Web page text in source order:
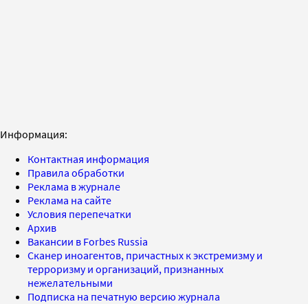
Информация:
Контактная информация
Правила обработки
Реклама в журнале
Реклама на сайте
Условия перепечатки
Архив
Вакансии в Forbes Russia
Сканер иноагентов, причастных к экстремизму и
терроризму и организаций, признанных
нежелательными
Подписка на печатную версию журнала